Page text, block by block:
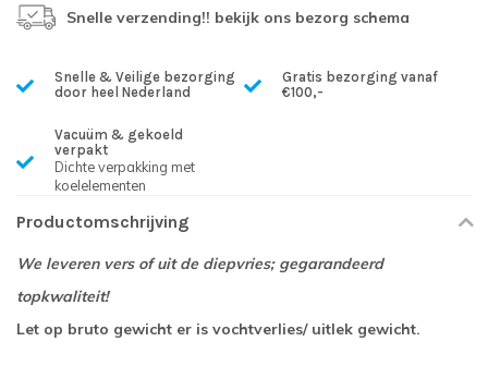
Snelle verzending!! bekijk ons bezorg schema
Snelle & Veilige bezorging
door heel Nederland
Gratis bezorging vanaf
€100,-
Vacuüm & gekoeld
verpakt
Dichte verpakking met
koelelementen
Productomschrijving
We leveren vers of uit de diepvries; gegarandeerd
topkwaliteit!
Let op bruto gewicht er is vochtverlies/ uitlek gewicht.